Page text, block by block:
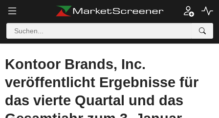
Kontoor Brands, Inc.
veröffentlicht Ergebnisse für
das vierte Quartal und das